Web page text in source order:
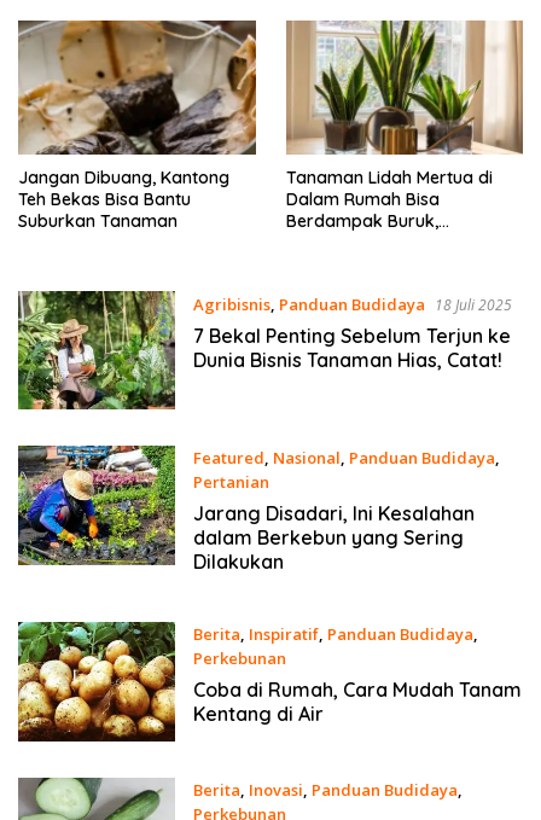
Jangan Dibuang, Kantong
Teh Bekas Bisa Bantu
Suburkan Tanaman
Tanaman Lidah Mertua di
Dalam Rumah Bisa
Berdampak Buruk,
Agribisnis, Panduan Budidaya 18 Juli 2025
7 Bekal Penting Sebelum Terjun ke
Dunia Bisnis Tanaman Hias, Catat!
Featured, Nasional, Panduan Budidaya,
Pertanian
17 November 2024
Jarang Disadari, Ini Kesalahan
dalam Berkebun yang Sering
Dilakukan
Berita, Inspiratif, Panduan Budidaya,
Perkebunan
20 Juni 2024
Coba di Rumah, Cara Mudah Tanam
Kentang di Air
Berita, Inovasi, Panduan Budidaya,
Perkebunan